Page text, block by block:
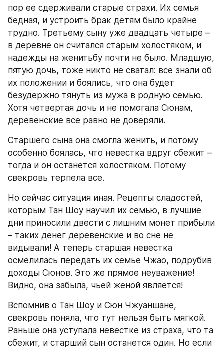
пор ее сдерживали старые страхи. Их семья
бедная, и устроить брак детям было крайне
трудно. Третьему сыну уже двадцать четыре –
в деревне он считался старым холостяком, и
надежды на женитьбу почти не было. Младшую,
пятую дочь, тоже никто не сватал: все знали об
их положении и боялись, что она будет
безудержно тянуть из мужа в родную семью.
Хотя четвертая дочь и не помогала Сюнам,
деревенские все равно не доверяли.
Старшего сына она смогла женить, и потому
особенно боялась, что невестка вдруг сбежит –
тогда и он останется холостяком. Потому
свекровь терпела все.
Но сейчас ситуация иная. Рецепты сладостей,
которым Тан Шоу научил их семью, в лучшие
дни приносили двести с лишним монет прибыли
– таких денег деревенские и во сне не
видывали! А теперь старшая невестка
осмелилась передать их семье Чжао, подрубив
доходы Сюнов. Это же прямое неуважение!
Видно, она забыла, чьей женой является!
Вспомнив о Тан Шоу и Сюн Чжуаншане,
свекровь поняла, что тут нельзя быть мягкой.
Раньше она уступала невестке из страха, что та
сбежит, и старший сын останется один. Но если